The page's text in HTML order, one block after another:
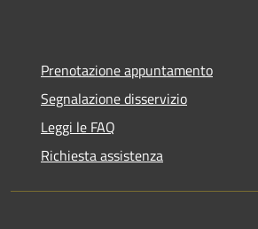
Prenotazione appuntamento
Segnalazione disservizio
Leggi le FAQ
Richiesta assistenza